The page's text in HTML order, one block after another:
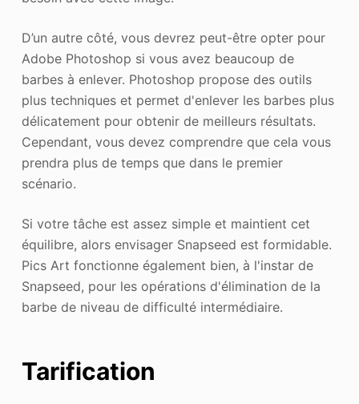
D’un autre côté, vous devrez peut-être opter pour
Adobe Photoshop si vous avez beaucoup de
barbes à enlever. Photoshop propose des outils
plus techniques et permet d'enlever les barbes plus
délicatement pour obtenir de meilleurs résultats.
Cependant, vous devez comprendre que cela vous
prendra plus de temps que dans le premier
scénario.
Si votre tâche est assez simple et maintient cet
équilibre, alors envisager Snapseed est formidable.
Pics Art fonctionne également bien, à l'instar de
Snapseed, pour les opérations d'élimination de la
barbe de niveau de difficulté intermédiaire.
Tarification